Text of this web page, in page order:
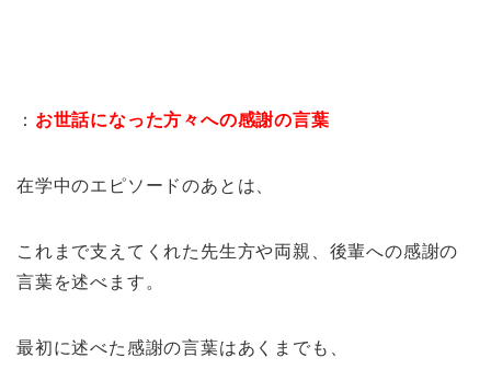
： お世話になった方々への感謝の言葉
在学中のエピソードのあとは、
これまで支えてくれた先生方や両親、後輩への感謝の
言葉を述べます。
最初に述べた感謝の言葉はあくまでも、